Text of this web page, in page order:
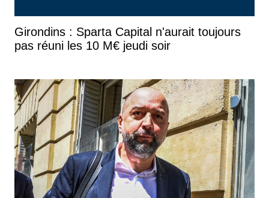
Girondins : Sparta Capital n'aurait toujours
pas réuni les 10 M€ jeudi soir